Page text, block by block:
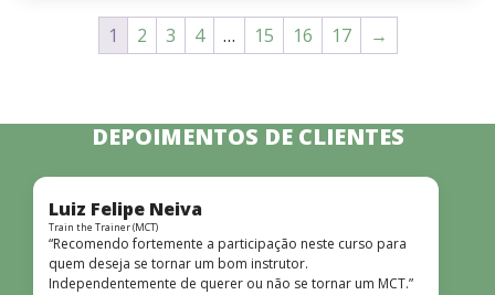
1 2 3 4 … 15 16 17 →
DEPOIMENTOS DE CLIENTES
Luiz Felipe Neiva
Train the Trainer (MCT)
“Recomendo fortemente a participação neste curso para
quem deseja se tornar um bom instrutor.
Independentemente de querer ou não se tornar um MCT.”